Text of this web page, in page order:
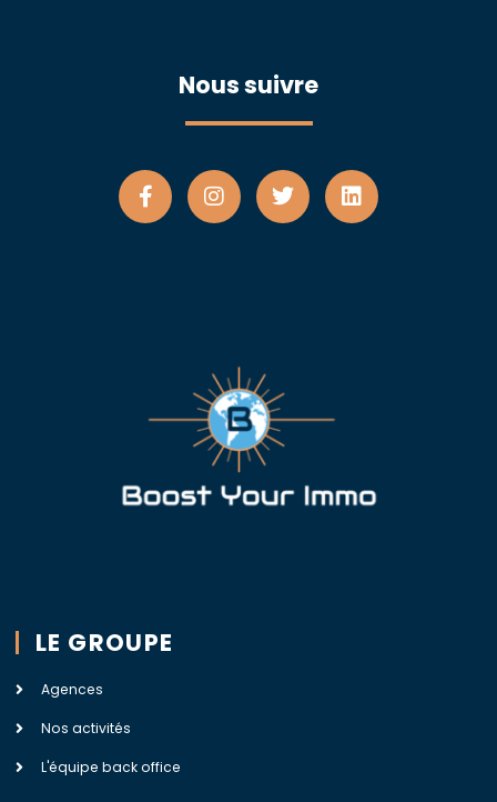
Nous suivre
LE GROUPE
Agences
Nos activités
L'équipe back office